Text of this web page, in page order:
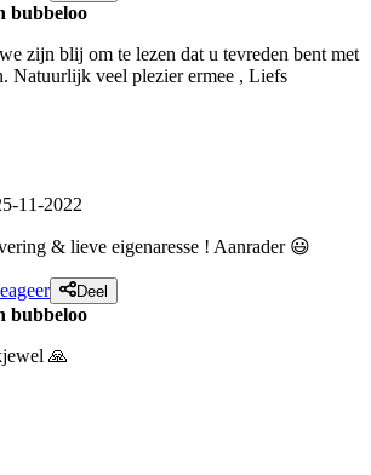
bubbeloo
zijn blij om te lezen dat u tevreden bent met
Natuurlijk veel plezier ermee , Liefs
11-2022
& lieve eigenaresse ! Aanrader 😃
Deel
bubbeloo
🙏